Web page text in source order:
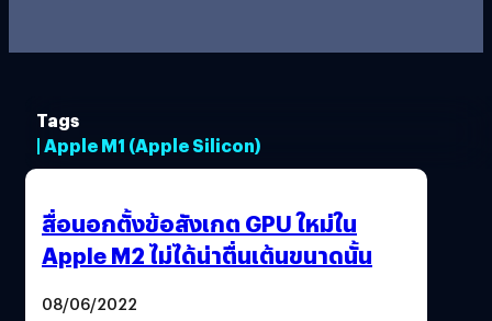
Tags
| Apple M1 (Apple Silicon)
สื่อนอกตั้งข้อสังเกต GPU ใหม่ใน
Apple M2 ไม่ได้น่าตื่นเต้นขนาดนั้น
08/06/2022